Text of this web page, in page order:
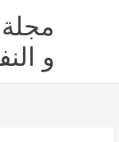
مجلة
و